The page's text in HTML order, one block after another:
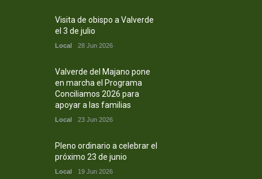
Visita de obispo a Valverde
el 3 de julio
Local 28 Jun 2026
Valverde del Majano pone
en marcha el Programa
Conciliamos 2026 para
apoyar a las familias
Local 23 Jun 2026
Pleno ordinario a celebrar el
próximo 23 de junio
Local 19 Jun 2026